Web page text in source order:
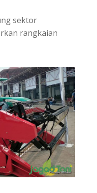
sektor
rangkaian